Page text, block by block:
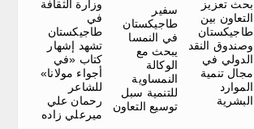
بحث تعزيز
التعاون بين
طاجيكستان
وصندوق النقد
الدولي في
مجال تنمية
الموارد
البشرية
سفير
طاجيكستان
في النمسا
يبحث مع
الوكالة
النمساوية
للتنمية سبل
توسيع التعاون
وزارة الثقافة
في
طاجيكستان
تشهد إشهار
كتاب «في
أجواء مولانا»
للشاعر
رحمان علي
ميرعلي زاده